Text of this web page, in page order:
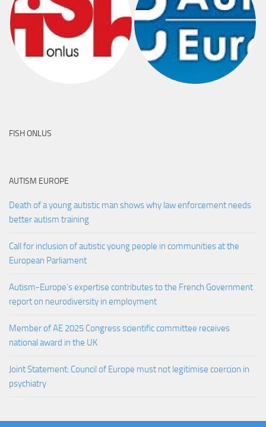
FISH ONLUS
AUTISM EUROPE
Death of a young autistic man shows why law enforcement needs
better autism training
Call for inclusion of autistic young people in communities at the
European Parliament
Autism-Europe’s expertise contributes to the French Government
report on neurodiversity in employment
Member of AE 2025 Congress scientific committee receives
national award in the UK
Joint Statement: Council of Europe must not legitimise coercion in
psychiatry